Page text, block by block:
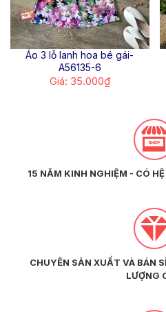
Áo 3 lỗ lanh hoa bé gái-
A56135-6
Giá: 35.000₫
15 NĂM KINH NGHIỆM - CÓ
CHUYÊN SẢN XUẤT VÀ BÁN
LƯỢNG